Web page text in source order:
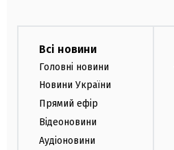
Всі новини
Головні новини
Новини України
Прямий ефір
Відеоновини
Аудіоновини